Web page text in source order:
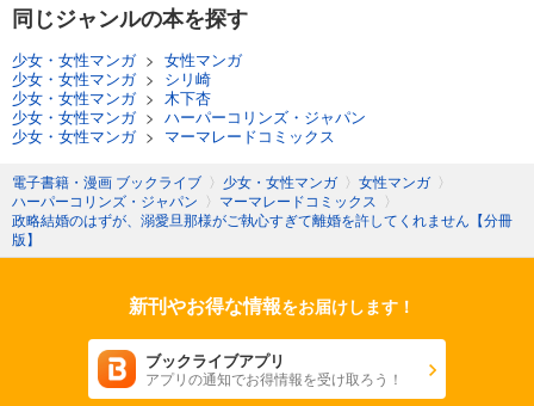
同じジャンルの本を探す
少女・女性マンガ> 女性マンガ
少女・女性マンガ> シリ崎
少女・女性マンガ> 木下杏
少女・女性マンガ> ハーパーコリンズ・ジャパン
少女・女性マンガ> マーマレードコミックス
電子書籍・漫画 ブックライブ 〉 少女・女性マンガ 〉 女性マンガ 〉
ハーパーコリンズ・ジャパン 〉 マーマレードコミックス 〉
政略結婚のはずが、溺愛旦那様がご執心すぎて離婚を許してくれません【分冊
版】
新刊やお得な情報をお届けします！
ブックライブアプリ
アプリの通知でお得情報を受け取ろう！